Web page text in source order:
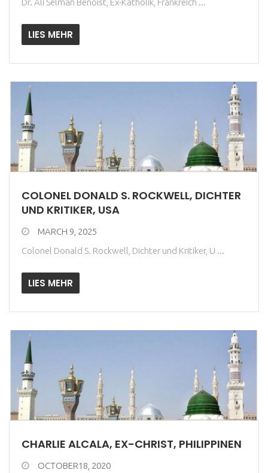
Dr. Ali Selman Benoist, Ex-Katholik, Frankreich ...
LIES MEHR
COLONEL DONALD S. ROCKWELL, DICHTER
UND KRITIKER, USA
MARCH 9, 2025
Colonel Donald S. Rockwell, Dichter und Kritiker, U ...
LIES MEHR
CHARLIE ALCALA, EX-CHRIST, PHILIPPINEN
OCTOBER18, 2020